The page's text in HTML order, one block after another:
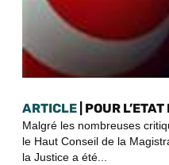
ARTICLE | POUR
Malgré les nombreuses
le Haut Conseil de la
la Justice a été...